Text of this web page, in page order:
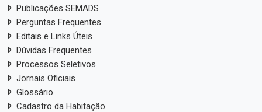
Publicações SEMADS
Perguntas Frequentes
Editais e Links Úteis
Dúvidas Frequentes
Processos Seletivos
Jornais Oficiais
Glossário
Cadastro da Habitação